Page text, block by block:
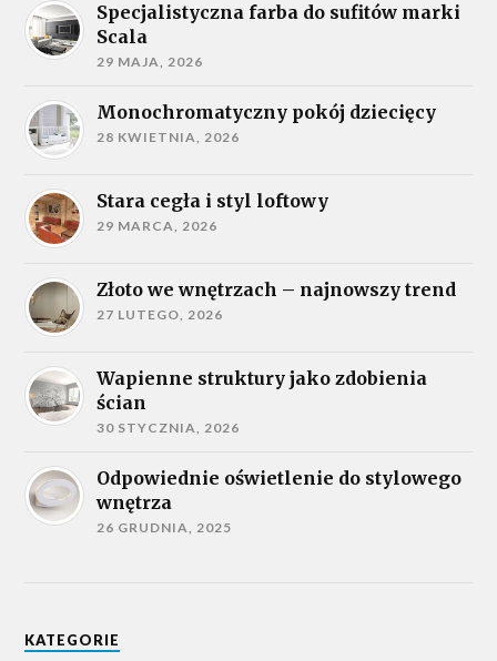
Specjalistyczna farba do sufitów marki
Scala
29 MAJA, 2026
Monochromatyczny pokój dziecięcy
28 KWIETNIA, 2026
Stara cegła i styl loftowy
29 MARCA, 2026
Złoto we wnętrzach – najnowszy trend
27 LUTEGO, 2026
Wapienne struktury jako zdobienia
ścian
30 STYCZNIA, 2026
Odpowiednie oświetlenie do stylowego
wnętrza
26 GRUDNIA, 2025
KATEGORIE